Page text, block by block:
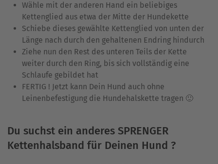
Wähle mit der anderen Hand ein beliebiges
Kettenglied aus etwa der Mitte der Hundekette
Schiebe dieses gewählte Kettenglied von unten der
Länge nach durch den gehaltenen Endring hindurch
Ziehe nun den Rest des unteren Teils der Kette
weiter durch den Ring, bis sich vollständig eine
Schlaufe gebildet hat
FERTIG ! Jetzt kann Dein Hund auch ohne
Leinenbefestigung die Hundehalskette tragen 🙂
Du suchst ein anderes SPRENGER
Kettenhalsband für Deinen Hund ?